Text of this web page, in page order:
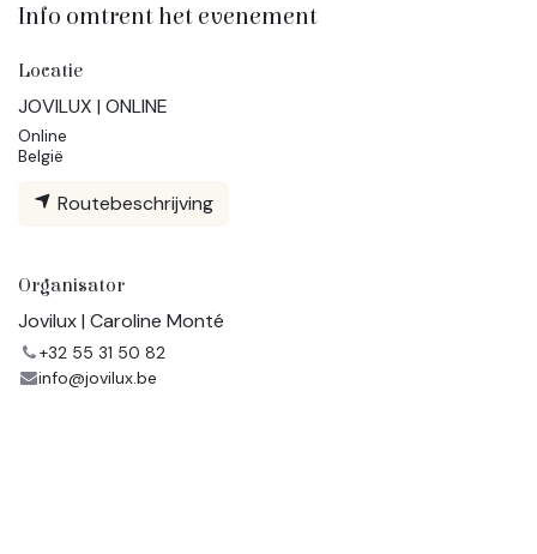
Info omtrent het evenement
Locatie
JOVILUX | ONLINE
Online
België
Routebeschrijving
Organisator
Jovilux | Caroline Monté
+32 55 31 50 82
info@jovilux.be